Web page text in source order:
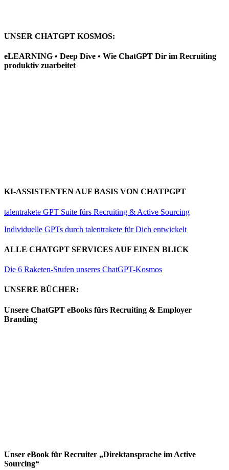
UNSER CHATGPT KOSMOS:
eLEARNING • Deep Dive • Wie ChatGPT Dir im Recruiting
produktiv zuarbeitet
KI-ASSISTENTEN AUF BASIS VON CHATPGPT
talentrakete GPT Suite fürs Recruiting & Active Sourcing
Individuelle GPTs durch talentrakete für Dich entwickelt
ALLE CHATGPT SERVICES AUF EINEN BLICK
Die 6 Raketen-Stufen unseres ChatGPT-Kosmos
UNSERE BÜCHER:
Unsere ChatGPT eBooks fürs Recruiting & Employer
Branding
Unser eBook für Recruiter „Direktansprache im Active
Sourcing“